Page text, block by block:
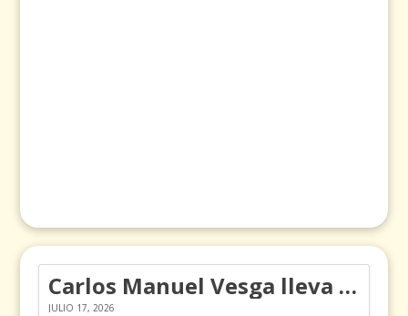
Carlos Manuel Vesga lleva el nombre de Colombia a los Emmy
JULIO 17, 2026